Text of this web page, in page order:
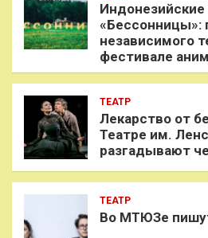
«Бессонницы»:
независимого
фестивале
ТЕАТР
Лекарство от
Театре им.
разгадывают
ТЕАТР
Во МТЮЗе